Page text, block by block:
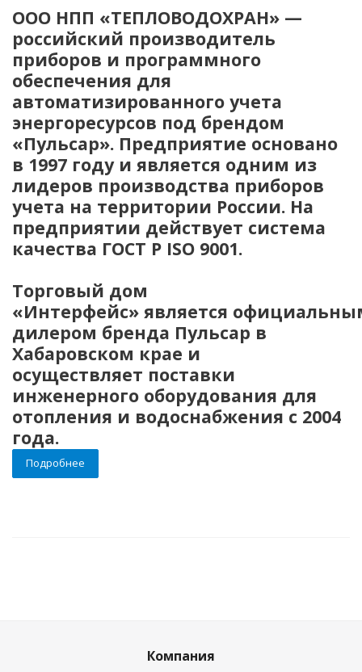
ООО НПП «ТЕПЛОВОДОХРАН» —
российский производитель
приборов и программного
обеспечения для
автоматизированного учета
энергоресурсов под брендом
«Пульсар». Предприятие основано
в 1997 году и является одним из
лидеров производства приборов
учета на территории России. На
предприятии действует система
качества ГОСТ P ISO 9001.
Торговый дом
«Интерфейс» является
дилером бренда Пульсар в
Хабаровском крае и
осуществляет поставки
инженерного оборудования для
отопления и водоснабжения с 2004
года.
Подробнее
Компания